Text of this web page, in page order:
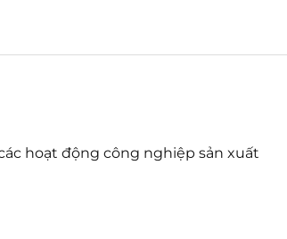
hoạt động công nghiệp sản xuất